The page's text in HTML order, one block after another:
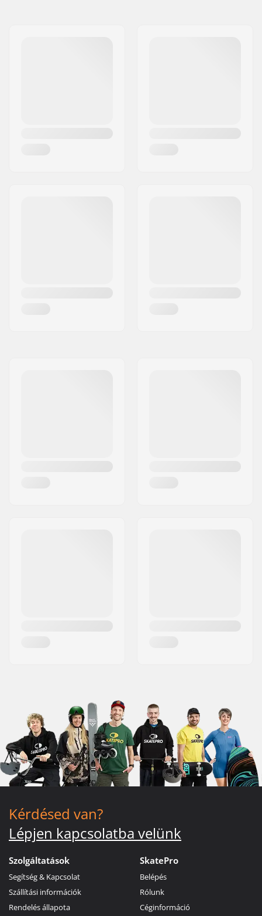
Kérdésed van?
Lépjen kapcsolatba velünk
Szolgáltatások
Segítség & Kapcsolat
Szállítási információk
Rendelés állapota
SkatePro
Belépés
Rólunk
Céginformáció